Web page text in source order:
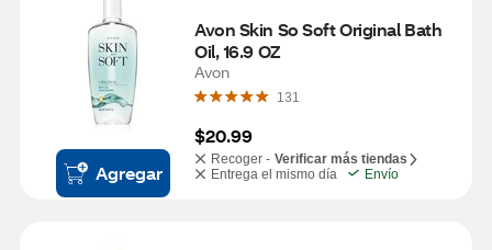
Agregar
Avon Skin So Soft Original Bath
Oil, 16.9 OZ
Avon
131
$20.99
Recoger - Verificar más tiendas
Entrega el mismo día
Envío